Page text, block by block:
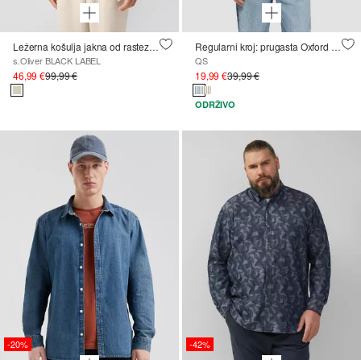
Ležerna košulja jakna od rastezljive tkanine
s.Oliver BLACK LABEL
46,99 €99,99 €
Regularni kroj: prugasta Oxford košulja sa stojećim ovratnikom
QS
19,99 €39,99 €
ODRŽIVO
-20% -42%